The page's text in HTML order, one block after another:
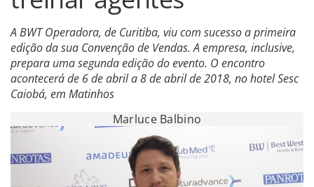
A BWT Operadora, de Curitiba, viu com sucesso a primeira
edição da sua Convenção de Vendas. A empresa, inclusive,
prepara uma segunda edição do evento. O encontro
acontecerá de 6 de abril a 8 de abril de 2018, no hotel Sesc
Caiobá, em Matinhos
Marluce Balbino